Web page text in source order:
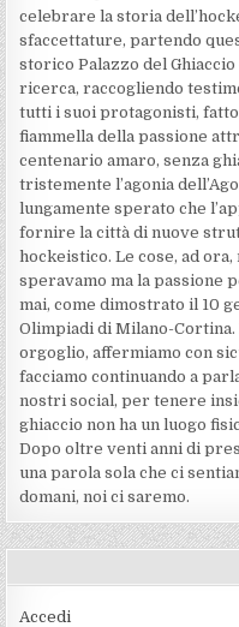
celebrare la storia
sfaccettature, partendo
storico Palazzo del
ricerca, raccogliendo
tutti i suoi protagonisti, fatto
fiammella della passione
centenario amaro, senza
tristemente l’agonia
lungamente sperato che
fornire la città di nuove
hockeistico. Le cose, ad
speravamo ma la passione
mai, come dimostrato il 10
Olimpiadi di Milano-
orgoglio, affermiamo con
facciamo continuando a
nostri social, per tenere
ghiaccio non ha un luogo
Dopo oltre venti anni di
una parola sola che ci
domani, noi ci saremo.
Accedi